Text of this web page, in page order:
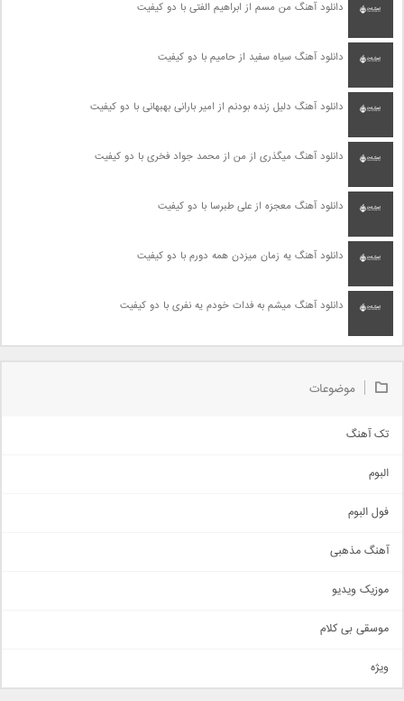
دانلود آهنگ من مسم از ابراهیم الفتی با دو کیفیت
دانلود آهنگ سیاه سفید از حامیم با دو کیفیت
دانلود آهنگ دلیل زنده بودنم از امیر بارانی بهبهانی با دو کیفیت
دانلود آهنگ میگذری از من از محمد جواد فخری با دو کیفیت
دانلود آهنگ معجزه از علی طبرسا با دو کیفیت
دانلود آهنگ یه زمان میزدن همه دورم با دو کیفیت
دانلود آهنگ میشم به فدات خودم یه نفری با دو کیفیت
موضوعات
تک آهنگ
اجتماعی
حماسی
سنتی
اهنگ بندرعباسی
دمو
مذهبی
البوم
فول البوم
آهنگ مذهبی
موزیک ویدیو
موسقی بی کلام
ویژه